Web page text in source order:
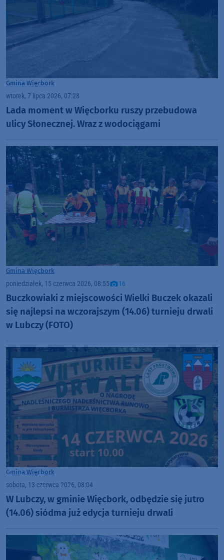
Gmina Więcbork
wtorek, 7 lipca 2026, 07:28
Lada moment w Więcborku ruszy przebudowa
ulicy Słonecznej. Wraz z wodociągami
Gmina Więcbork
poniedziałek, 15 czerwca 2026, 08:55 16
Buczkowiaki z miejscowości Wielki Buczek okazali
się najlepsi na wczorajszym (14.06) turnieju drwali
w Lubczy (FOTO)
Gmina Więcbork
sobota, 13 czerwca 2026, 08:04
W Lubczy, w gminie Więcbork, odbędzie się jutro
(14.06) siódma już edycja turnieju drwali